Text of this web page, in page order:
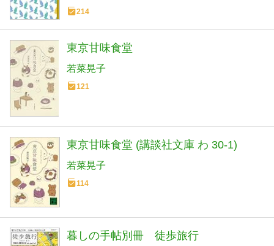
214
東京甘味食堂
若菜晃子
121
東京甘味食堂 (講談社文庫 わ 30-1)
若菜晃子
114
暮しの手帖別冊 徒歩旅行